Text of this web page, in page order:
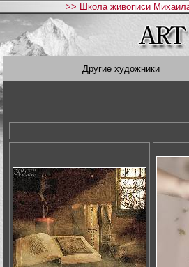
>> Школа живописи
Другие художники